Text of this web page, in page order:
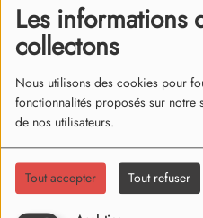
Les informations
collectons
Nous utilisons des cookies pour
fonctionnalités proposés sur
de nos utilisateurs.
Tout accepter Tout refuser
LOUANE -